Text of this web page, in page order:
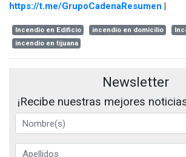
https://t.me/GrupoCadenaResumen |
Incendio en Edificio incendio en domicilio
incendio en tijuana
Newsletter
¡Recibe nuestras mejores